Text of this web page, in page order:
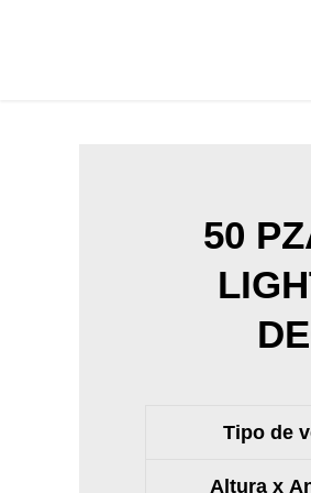
50
Tipo de
Altura x